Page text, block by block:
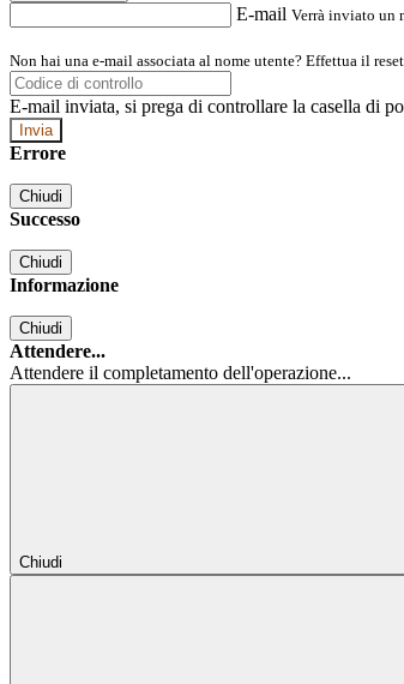
E-mail Verrà inviato un
Non hai una e-mail associata al nome utente? Effettua il
E-mail inviata, si prega di controllare la casella di
Errore
Chiudi
Successo
Chiudi
Informazione
Chiudi
Attendere...
Attendere il completamento dell'operazione...
Chiudi